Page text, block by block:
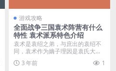
游戏攻略
全面战争三国袁术阵营有什么
特性 袁术派系特色介绍
袁术是袁绍之弟，与庶出的袁绍不
同，袁术作为嫡子理因是袁氏大家
族的代表，不过傲慢的...
3 年前 1